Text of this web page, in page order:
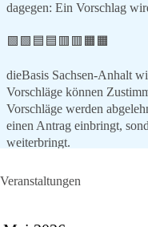
dagegen: Ein Vorschlag
🟩🟩🟦🟦🟥🟥🟧🟧
dieBasis Sachsen-Anhalt
Vorschläge können
Vorschläge werden
einen Antrag einbringt,
weiterbringt.
Ablehnung. Keine
Veranstaltungen